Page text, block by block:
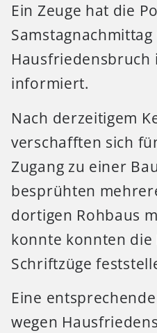
Ein Zeuge hat die
Hausfriedensbruch
informiert.
Nach derzeitigem
verschafften sich
Zugang zu einer
besprühten
dortigen Rohbaus
konnte konnten
Schriftzüge
Eine
wegen